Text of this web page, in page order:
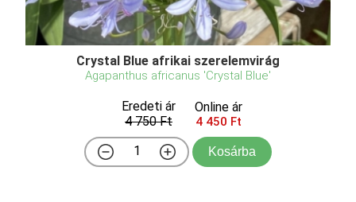
Crystal Blue afrikai szerelemvirág
Agapanthus africanus 'Crystal Blue'
Eredeti ár
4 750 Ft
Online ár
4 450 Ft
Kosárba